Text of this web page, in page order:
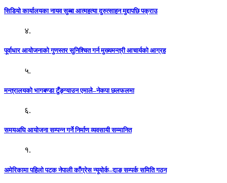
सिडियो कार्यालयका नायव सुब्बा आत्महत्या दुरुत्साहन मुद्दापछि पक्राउ
४.
पूर्वाधार आयोजनाको गुणस्तर सुनिश्चित गर्न मुख्यमन्त्री आचार्यको आग्रह
५.
मन्त्रालयको भागबण्डा टुँङ्ग्याउन एमाले–नेकपा छलफलमा
६.
समयअघि आयोजना सम्पन्न गर्ने निर्माण व्यवसायी सम्मानित
१.
अमेरिकामा पहिलो पटक नेपाली काँग्रेस न्यूयोर्क–दाङ सम्पर्क समिति गठन